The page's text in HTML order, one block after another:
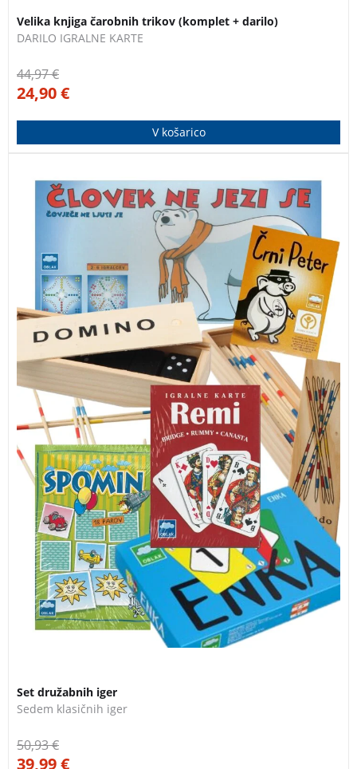
Velika knjiga čarobnih trikov (komplet + darilo)
DARILO IGRALNE KARTE
44,97€
24,90€
V košarico
Set sedmih klasičnih družabnih iger:
Človek, ne jezi se|Domino|Mikado|Enka |Črni
Remi, Bridge, Canasta | Spomin
Set družabnih iger
Sedem klasičnih iger
50,93€
39,99€